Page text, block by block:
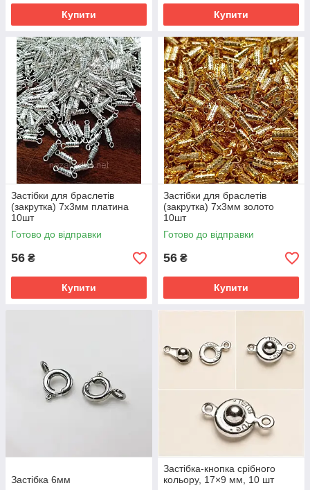
Купити Купити
Застібки для браслетів
(закрутка) 7х3мм платина
10шт
Готово до відправки
56 ₴
Купити
Застібки для браслетів
(закрутка) 7х3мм золото
10шт
Готово до відправки
56 ₴
Купити
Застібка 6мм
Застібка-кнопка срібного
кольору, 17×9 мм, 10 шт